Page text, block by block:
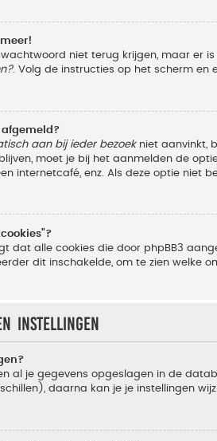
niet terug krijgen, maar er
. Volg de instructies op het scherm en
aan bij ieder bezoekniet aanvinkt,
moet je bij het aanmelden de
internetcafé, enz. Als deze optie niet
dat alle cookies die door phpBB3
dit inschakelde, om te zien welke
instellingen
al je gegevens opgeslagen in de
daarna kan je je instellingen